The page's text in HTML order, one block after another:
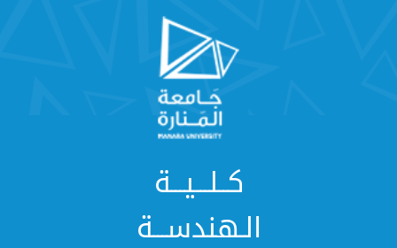
كــلـــيـــة
الـهندســـة